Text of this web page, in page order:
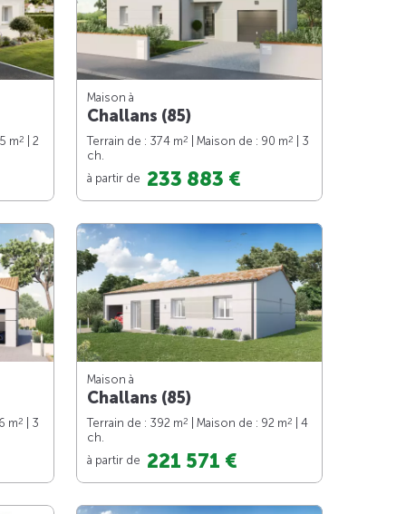
m2 | 2
Maison à
Challans (85)
Terrain de : 374 m2 | Maison de : 90 m2
| 3
ch.
à partir de 233 883 €
m2 | 3
Maison à
Challans (85)
Terrain de : 392 m2 | Maison de : 92 m2
| 4
ch.
à partir de 221 571 €